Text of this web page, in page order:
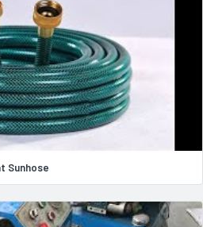
Sunhose